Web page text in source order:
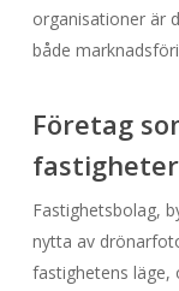
organisationer är
både
Företag
Fastighetsbolag,
nytta av
fastighetens läge,